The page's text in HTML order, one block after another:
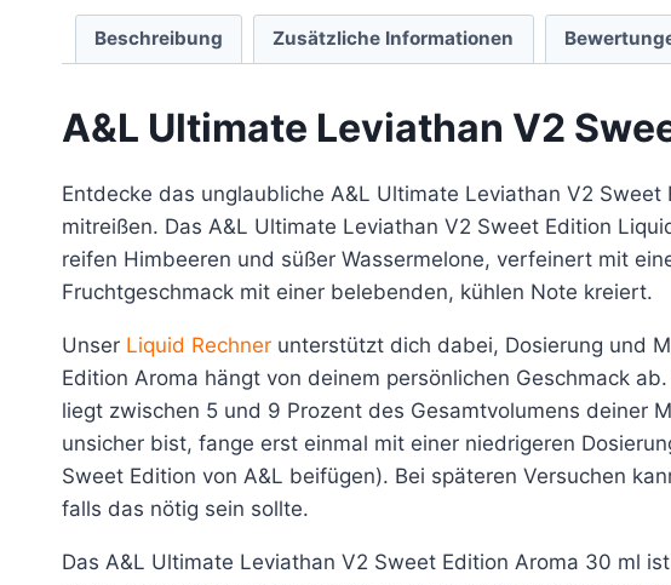
Beschreibung Zusätzliche Informationen
A&L Ultimate Leviathan V2
Entdecke das unglaubliche A&L Ultimate Leviathan V2
mitreißen. Das A&L Ultimate Leviathan V2 Sweet Edition
reifen Himbeeren und süßer Wassermelone, verfeinert mit
Fruchtgeschmack mit einer belebenden, kühlen Note kreiert.
Unser Liquid Rechner unterstützt dich dabei, Dosierung und
Edition Aroma hängt von deinem persönlichen Geschmack
liegt zwischen 5 und 9 Prozent des Gesamtvolumens deiner
unsicher bist, fange erst einmal mit einer niedrigeren
Sweet Edition von A&L beifügen). Bei späteren Versuchen
falls das nötig sein sollte.
Das A&L Ultimate Leviathan V2 Sweet Edition Aroma 30 ml